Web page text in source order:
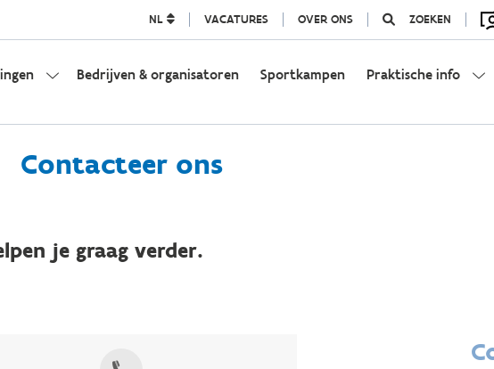
NL VACATURES OVER ONS ZOEKEN
Bedrijven & organisatoren Sportkampen Praktische info
Contacteer ons
je graag verder.